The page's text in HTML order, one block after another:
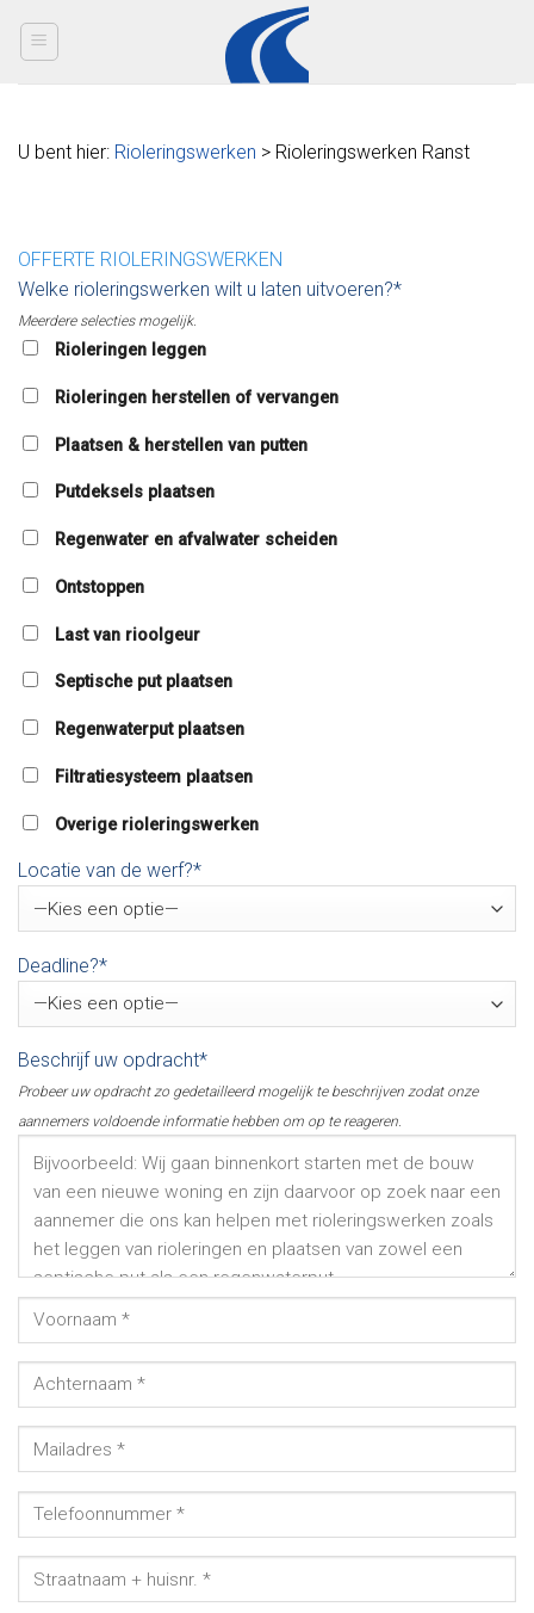
U bent hier: Rioleringswerken > Rioleringswerken Ranst
OFFERTE RIOLERINGSWERKEN
Welke rioleringswerken wilt u laten uitvoeren?*
Meerdere selecties mogelijk.
Rioleringen leggen
Rioleringen herstellen of vervangen
Plaatsen & herstellen van putten
Putdeksels plaatsen
Regenwater en afvalwater scheiden
Ontstoppen
Last van rioolgeur
Septische put plaatsen
Regenwaterput plaatsen
Filtratiesysteem plaatsen
Overige rioleringswerken
Locatie van de werf?*
Deadline?*
Beschrijf uw opdracht*
Probeer uw opdracht zo gedetailleerd mogelijk te beschrijven zodat onze
aannemers voldoende informatie hebben om op te reageren.